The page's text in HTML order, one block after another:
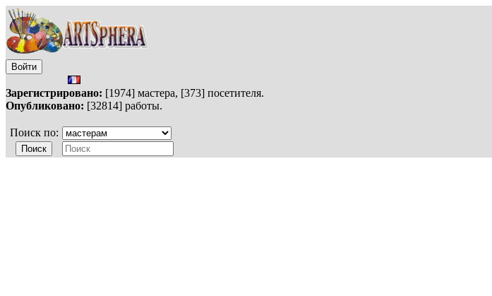
Войти
Зарегистрировано: [1974] мастера, [373] посетителя.
Опубликовано: [32814] работы.
Поиск по: